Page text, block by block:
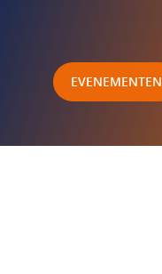
EVENEMENTEN